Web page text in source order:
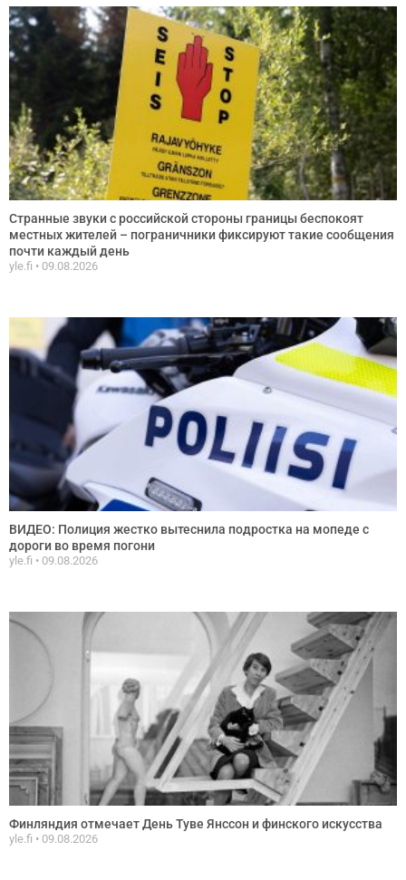
Странные звуки с российской стороны границы беспокоят
местных жителей – пограничники фиксируют такие сообщения
почти каждый день
yle.fi 09.08.2026
ВИДЕО: Полиция жестко вытеснила подростка на мопеде с
дороги во время погони
yle.fi 09.08.2026
Финляндия отмечает День Туве Янссон и финского искусства
yle.fi 09.08.2026